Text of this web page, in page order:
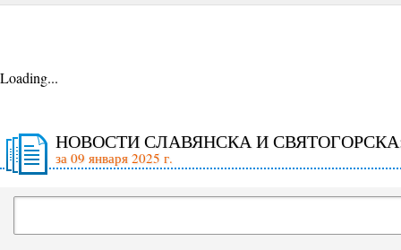
Loading...
НОВОСТИ СЛАВЯНСКА И
за 09 января 2025 г.